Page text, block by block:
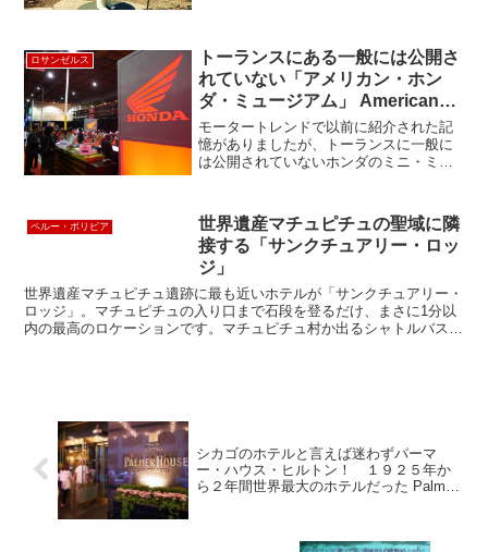
ロサンゼルス
トーランスにある一般には公開さ
れていない「アメリカン・ホン
ダ・ミュージアム」 American
Honda Museum
モータートレンドで以前に紹介された記
憶がありましたが、トーランスに一般に
は公開されていないホンダのミニ・ミュ
スベイのJBA(Japanese Business Ass...
ペルー・ボリビア
世界遺産マチュピチュの聖域に隣
接する「サンクチュアリー・ロッ
ジ」
世界遺産マチュピチュ遺跡に最も近いホテルが「サンクチュアリー・
ロッジ」。マチュピチュの入り口まで石段を登るだけ、まさに1分以
内の最高のロケーションです。マチュピチュ村か出るシャトルバスが
シカゴのホテルと言えば迷わずパーマ
ー・ハウス・ヒルトン！ １９２５年か
ら２年間世界最大のホテルだった Palmer